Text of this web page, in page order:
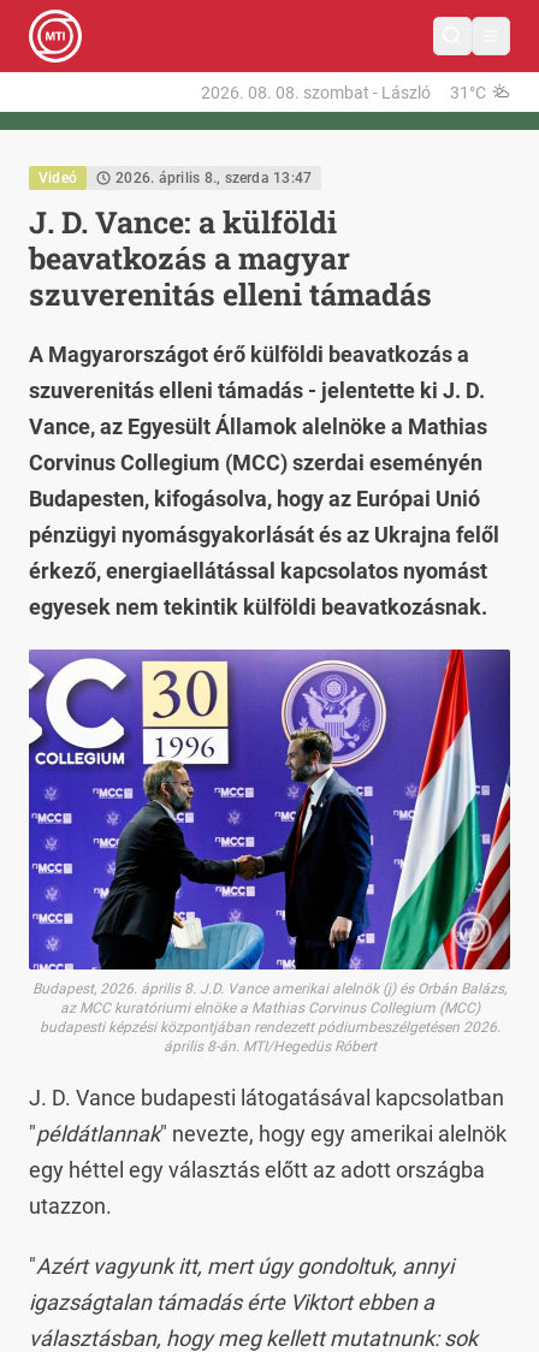
2026. 08. 08. szombat - László 31°C
Videó 2026. április 8., szerda 13:47
J. D. Vance: a külföldi
beavatkozás a magyar
szuverenitás elleni támadás
A Magyarországot érő külföldi beavatkozás a
szuverenitás elleni támadás - jelentette ki J. D.
Vance, az Egyesült Államok alelnöke a Mathias
Corvinus Collegium (MCC) szerdai eseményén
Budapesten, kifogásolva, hogy az Európai Unió
pénzügyi nyomásgyakorlását és az Ukrajna felől
érkező, energiaellátással kapcsolatos nyomást
egyesek nem tekintik külföldi beavatkozásnak.
Budapest, 2026. április 8. J.D. Vance amerikai alelnök (j) és Orbán Balázs,
az MCC kuratóriumi elnöke a Mathias Corvinus Collegium (MCC)
budapesti képzési központjában rendezett pódiumbeszélgetésen 2026.
április 8-án. MTI/Hegedüs Róbert
J. D. Vance budapesti látogatásával kapcsolatban
"példátlannak" nevezte, hogy egy amerikai alelnök
egy héttel egy választás előtt az adott országba
utazzon.
"Azért vagyunk itt, mert úgy gondoltuk, annyi
igazságtalan támadás érte Viktort ebben a
választásban, hogy meg kellett mutatnunk: sok